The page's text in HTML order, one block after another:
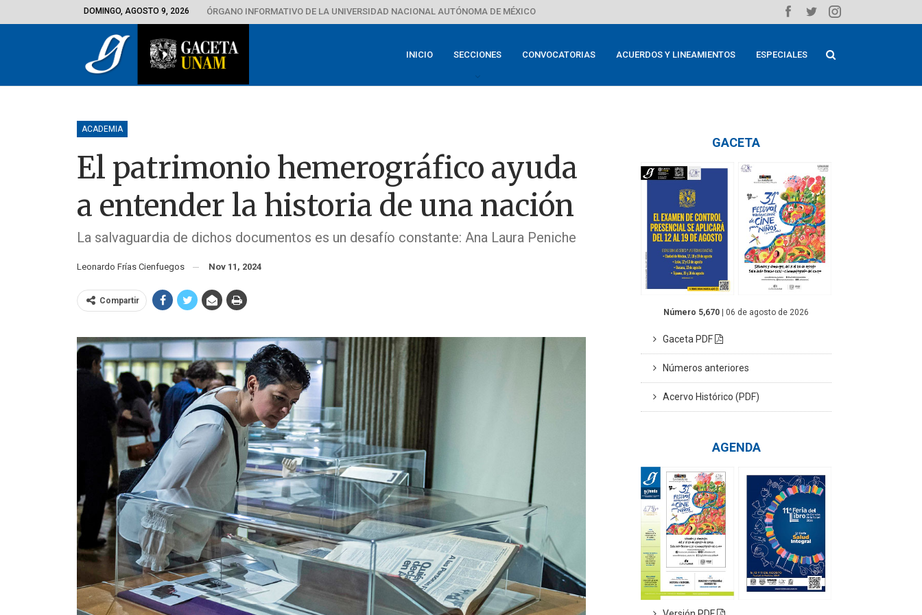
DOMINGO, AGOSTO 9, 2026 ÓRGANO INFORMATIVO DE LA UNIVERSIDAD NACIONAL AUTÓNOMA DE MÉXICO
INICIO SECCIONES CONVOCATORIAS ACUERDOS Y LINEAMIENTOS ESPECIALES
ACADEMIA
El patrimonio hemerográfico ayuda
a entender la historia de una nación
La salvaguardia de dichos documentos es un desafío constante: Ana Laura Peniche
Leonardo Frías Cienfuegos Nov 11, 2024
Compartir
GACETA
Número 5,670 | 06 de agosto de 2026
Gaceta PDF
Números anteriores
Acervo Histórico (PDF)
AGENDA